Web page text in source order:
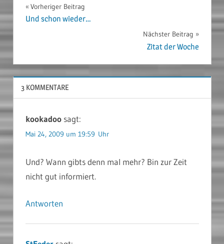
Beitragsnavigation
Vorheriger Beitrag
Und schon wieder…
Nächster Beitrag
Zitat der Woche
3 KOMMENTARE
kookadoo sagt:
Mai 24, 2009 um 19:59 Uhr
Und? Wann gibts denn mal mehr? Bin zur Zeit
nicht gut informiert.
Antworten